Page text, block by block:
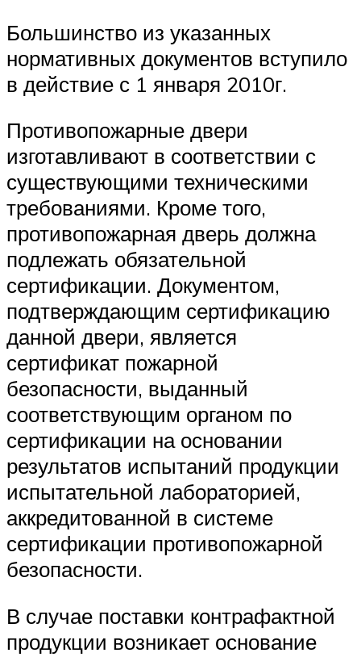
Большинство из указанных
нормативных документов вступило
в действие с 1 января 2010г.
Противопожарные двери
изготавливают в соответствии с
существующими техническими
требованиями. Кроме того,
противопожарная дверь должна
подлежать обязательной
сертификации. Документом,
подтверждающим сертификацию
данной двери, является
сертификат пожарной
безопасности, выданный
соответствующим органом по
сертификации на основании
результатов испытаний продукции
испытательной лабораторией,
аккредитованной в системе
сертификации противопожарной
безопасности.
В случае поставки контрафактной
продукции возникает основание